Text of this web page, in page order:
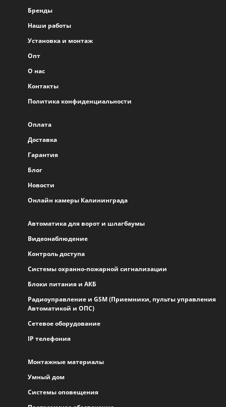
Бренды
Наши работы
Установка и монтаж
Опт
О нас
Контакты
Политика конфиденциальности
Оплата
Доставка
Гарантия
Блог
Новости
Онлайн камеры Калининграда
Автоматика для ворот и шлагбаумы
Видеонаблюдение
Контроль доступа
Системы охранно-пожарной сигнализации
Блоки питания и АКБ
Радиоуправление и GSM (Приемники, пульты управления
Автоматикой и ОПС)
Сетевое оборудование
IP телефония
Монтажные материалы
Умный дом
Системы оповещения